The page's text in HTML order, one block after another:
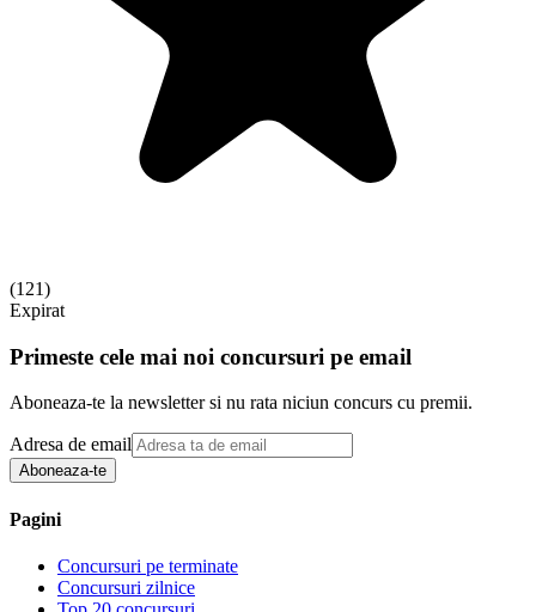
(121)
Expirat
Primeste cele mai noi concursuri pe email
Aboneaza-te la newsletter si nu rata niciun concurs cu premii.
Adresa de email
Aboneaza-te
Pagini
Concursuri pe terminate
Concursuri zilnice